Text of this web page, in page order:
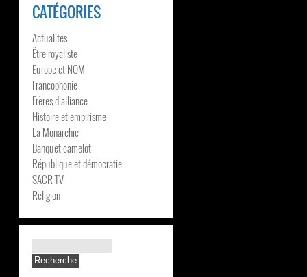
CATÉGORIES
Actualités
Être royaliste
Europe et NOM
Francophonie
Frères d’alliance
Histoire et empirisme
La Monarchie
Banquet camelot
République et démocratie
SACR TV
Religion